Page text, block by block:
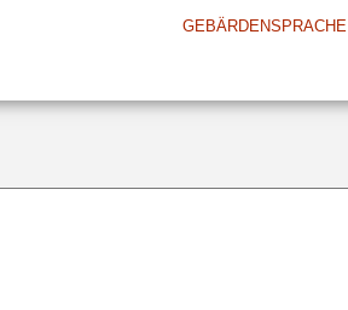
GEBÄRDENSPRACHE